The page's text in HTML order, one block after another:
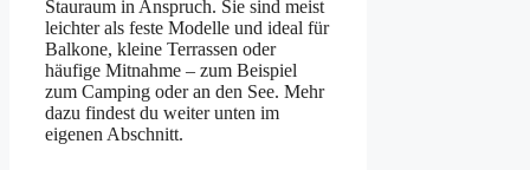
Stauraum in Anspruch. Sie sind meist
leichter als feste Modelle und ideal für
Balkone, kleine Terrassen oder
häufige Mitnahme – zum Beispiel
zum Camping oder an den See. Mehr
dazu findest du weiter unten im
eigenen Abschnitt.